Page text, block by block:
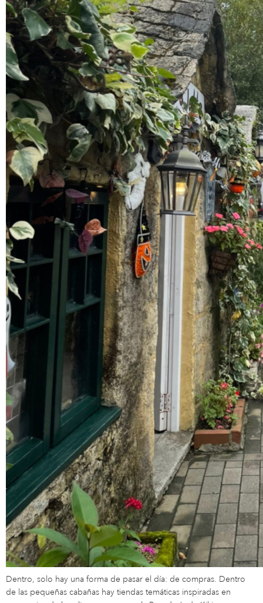
Dentro, solo hay una forma de pasar el día: de compras. Dentro
de las pequeñas cabañas hay tiendas temáticas inspiradas en